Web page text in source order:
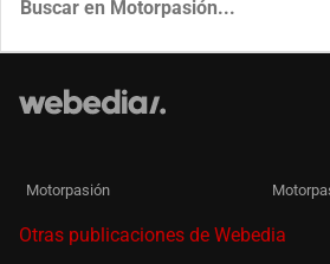
Motorpasión
Otras publicaciones de Webedia